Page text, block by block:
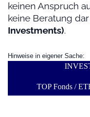
keinen Anspruch
keine Beratung dar
Investments).
Hinweise in eigener Sache:
TOP Fonds /